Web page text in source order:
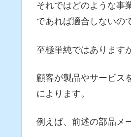
それではどのような事
であれば適合しないの
至極単純ではあります
顧客が製品やサービス
によります。
例えば、前述の部品メ